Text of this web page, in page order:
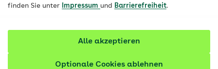
finden Sie unter
Impressum und Barrierefreiheit.
Optionale Cookies ablehnen
Alle akzeptieren